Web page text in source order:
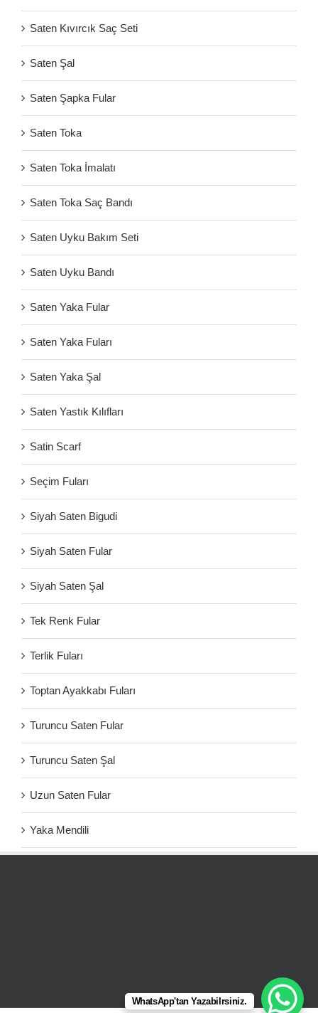
Saten Kıvırcık Saç Seti
Saten Şal
Saten Şapka Fular
Saten Toka
Saten Toka İmalatı
Saten Toka Saç Bandı
Saten Uyku Bakım Seti
Saten Uyku Bandı
Saten Yaka Fular
Saten Yaka Fuları
Saten Yaka Şal
Saten Yastık Kılıfları
Satin Scarf
Seçim Fuları
Siyah Saten Bigudi
Siyah Saten Fular
Siyah Saten Şal
Tek Renk Fular
Terlik Fuları
Toptan Ayakkabı Fuları
Turuncu Saten Fular
Turuncu Saten Şal
Uzun Saten Fular
Yaka Mendili
WhatsApp'tan Yazabilrsiniz.